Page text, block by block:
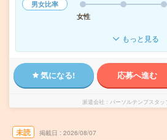
男女比率
女性
もっと見る
気になる! 応募へ進む
派遣会社 パーソルテンプスタッ
未読 掲載日 2026/08/07